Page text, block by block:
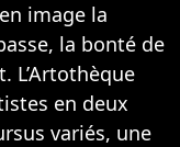
image la
la bonté de
L’Artothèque
en deux
variés, une